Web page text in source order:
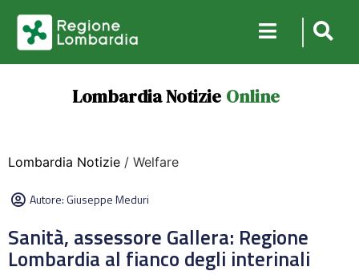
Lombardia Notizie Online
Lombardia Notizie / Welfare
Autore:Giuseppe Meduri
Sanità, assessore Gallera: Regione
Lombardia al fianco degli interinali